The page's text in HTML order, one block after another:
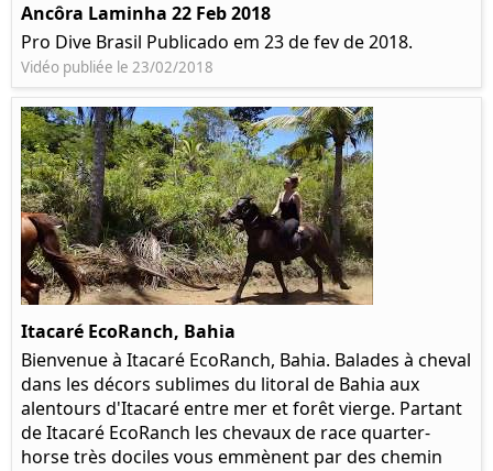
Ancôra Laminha 22 Feb 2018
Pro Dive Brasil Publicado em 23 de fev de 2018.
Vidéo publiée le 23/02/2018
Itacaré EcoRanch, Bahia
Bienvenue à Itacaré EcoRanch, Bahia. Balades à cheval
dans les décors sublimes du litoral de Bahia aux
alentours d'Itacaré entre mer et forêt vierge. Partant
de Itacaré EcoRanch les chevaux de race quarter-
horse très dociles vous emmènent par des chemin